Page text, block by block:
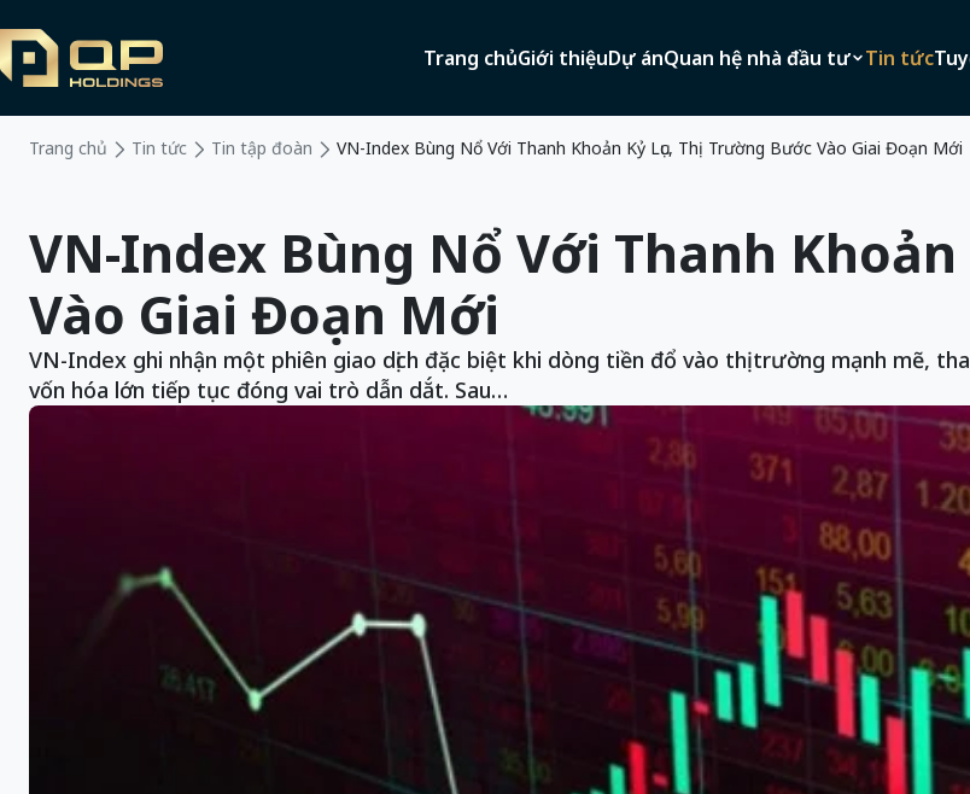
Trang chủGiới thiệuDự ánQuan hệ nhà đầu tư Tin tức
Trang chủ Tin tức Tin tập đoàn VN-Index Bùng Nổ Với Thanh Khoản Kỷ Lục, Thị Trường Bước Vào Giai Đoạn Mới
VN-Index Bùng Nổ Với Thanh Khoản
Vào Giai Đoạn Mới
VN-Index ghi nhận một phiên giao dịch đặc biệt khi dòng tiền đổ vào thị trường mạnh mẽ,
vốn hóa lớn tiếp tục đóng vai trò dẫn dắt. Sau…